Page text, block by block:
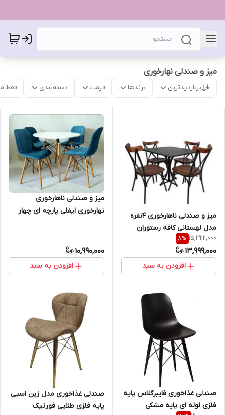
میز و صندلی نهارخوری
پربازدیدترین برندها قیمت دسته‌بندی فقط
میز و صندلی ناهارخوری 4نفره
مدل لهستانی کافه رستوران
15,322,000
8%
13,999,000
افزودن به سبد
میز و صندلی ناهارخوری
نهارخوری ایفلی پارچه ای چهار
10,990,000
افزودن به سبد
صندلی غذاخوری فایبرگلاس پایه
فلزی لوله ای پایه مشکی
صندلی غذاخوری مدل زین اسبی
پایه فلزی طلایی فورتیک